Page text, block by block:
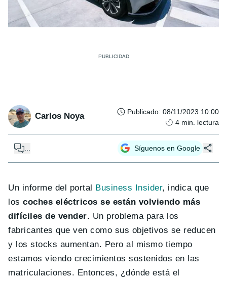
Carlos Noya Publicado: 08/11/2023 10:00
4 min. lectura
Síguenos en Google
Un informe del portal Business Insider, indica que
loscoches eléctricos se están volviendo más
difíciles de vender. Un problema para los
fabricantes que ven como sus objetivos se reducen
y los stocks aumentan. Pero al mismo tiempo
estamos viendo crecimientos sostenidos en las
matriculaciones. Entonces, ¿dónde está el